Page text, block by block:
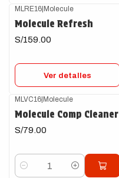
MLRE16|Molecule
Molecule Refresh
S/159.00
Ver detalles
MLVC16|Molecule
Molecule Comp Cleaner
S/79.00
Cantidad